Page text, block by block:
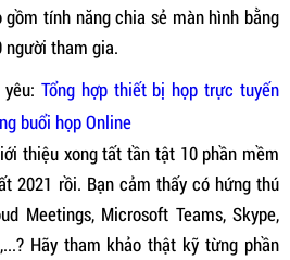
tính năng chia sẻ màn hình bằng
người tham gia.
Tổng hợp thiết bị họp trực tuyến
buổi họp Online
thiệu xong tất tần tật 10 phần mềm
2021 rồi. Bạn cảm thấy có hứng thú
Meetings, Microsoft Teams, Skype,
Hãy tham khảo thật kỹ từng phần